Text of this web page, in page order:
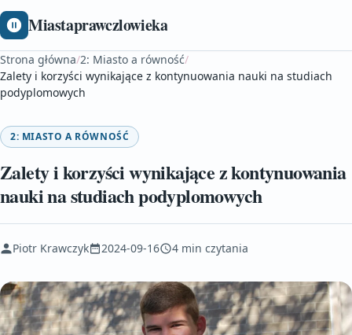
Miastaprawczlowieka
Strona główna/2: Miasto a równość/
Zalety i korzyści wynikające z kontynuowania nauki na studiach
podyplomowych
2: MIASTO A RÓWNOŚĆ
Zalety i korzyści wynikające z kontynuowania
nauki na studiach podyplomowych
Piotr Krawczyk 2024-09-16 4 min czytania